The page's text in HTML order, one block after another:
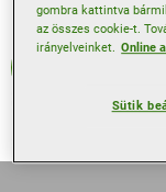
gombra kattintva
az összes cookie-t.
irányelveinket. Online
Sütik